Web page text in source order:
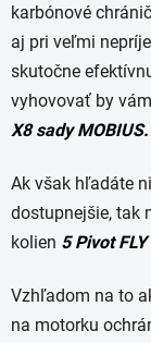
karbónové
aj pri veľmi
skutočne
vyhovovať by
X8 sady MOBIUS.
Ak však hľadáte
dostupnejšie, tak
kolien 5 Pivot FLY
Vzhľadom na to
na motorku